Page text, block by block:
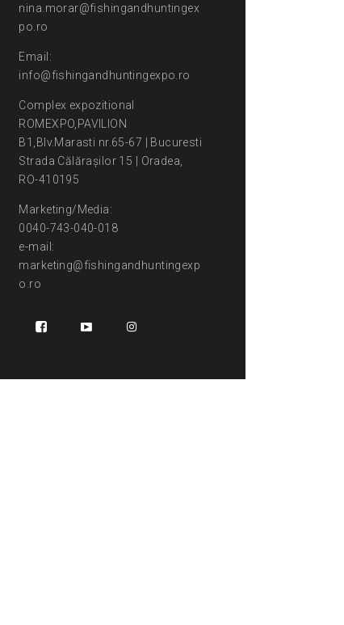
nina.morar@fishingandhuntingex
po.ro
Email:
info@fishingandhuntingexpo.ro
Complex expozitional
ROMEXPO,PAVILION
B1,Blv.Marasti nr.65-67 | Bucuresti
Strada Călărașilor 15 | Oradea,
RO-410195
Marketing/Media:
0040-743-040-018
e-mail:
marketing@fishingandhuntingexp
o.ro